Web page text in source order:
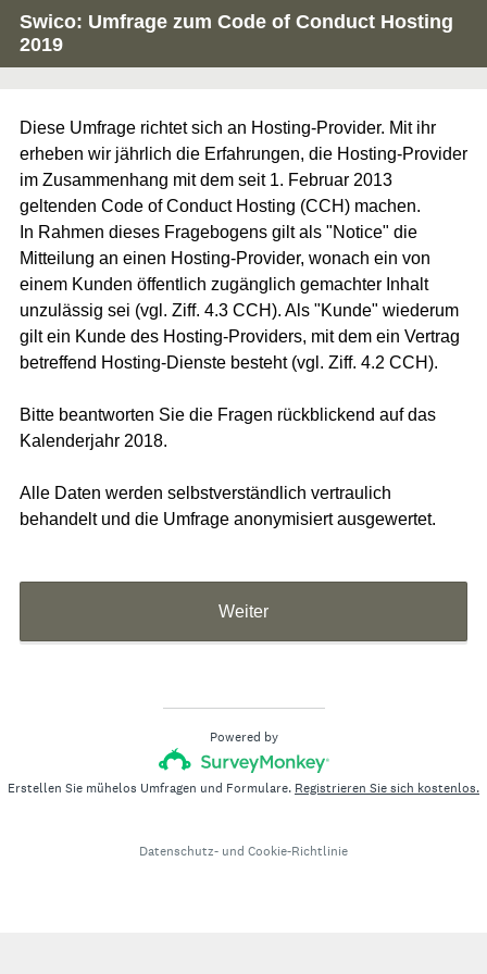
Swico: Umfrage zum Code of Conduct Hosting
2019
Diese Umfrage richtet sich an Hosting-Provider. Mit ihr
erheben wir jährlich die Erfahrungen, die Hosting-Provider
im Zusammenhang mit dem seit 1. Februar 2013
geltenden Code of Conduct Hosting (CCH) machen.
In Rahmen dieses Fragebogens gilt als "Notice" die
Mitteilung an einen Hosting-Provider, wonach ein von
einem Kunden öffentlich zugänglich gemachter Inhalt
unzulässig sei (vgl. Ziff. 4.3 CCH). Als "Kunde" wiederum
gilt ein Kunde des Hosting-Providers, mit dem ein Vertrag
betreffend Hosting-Dienste besteht (vgl. Ziff. 4.2 CCH).
Bitte beantworten Sie die Fragen rückblickend auf das
Kalenderjahr 2018.
Alle Daten werden selbstverständlich vertraulich
behandelt und die Umfrage anonymisiert ausgewertet.
Weiter
Powered by
Erstellen Sie mühelos Umfragen und Formulare. Registrieren Sie sich kostenlos.
Datenschutz- und Cookie-Richtlinie